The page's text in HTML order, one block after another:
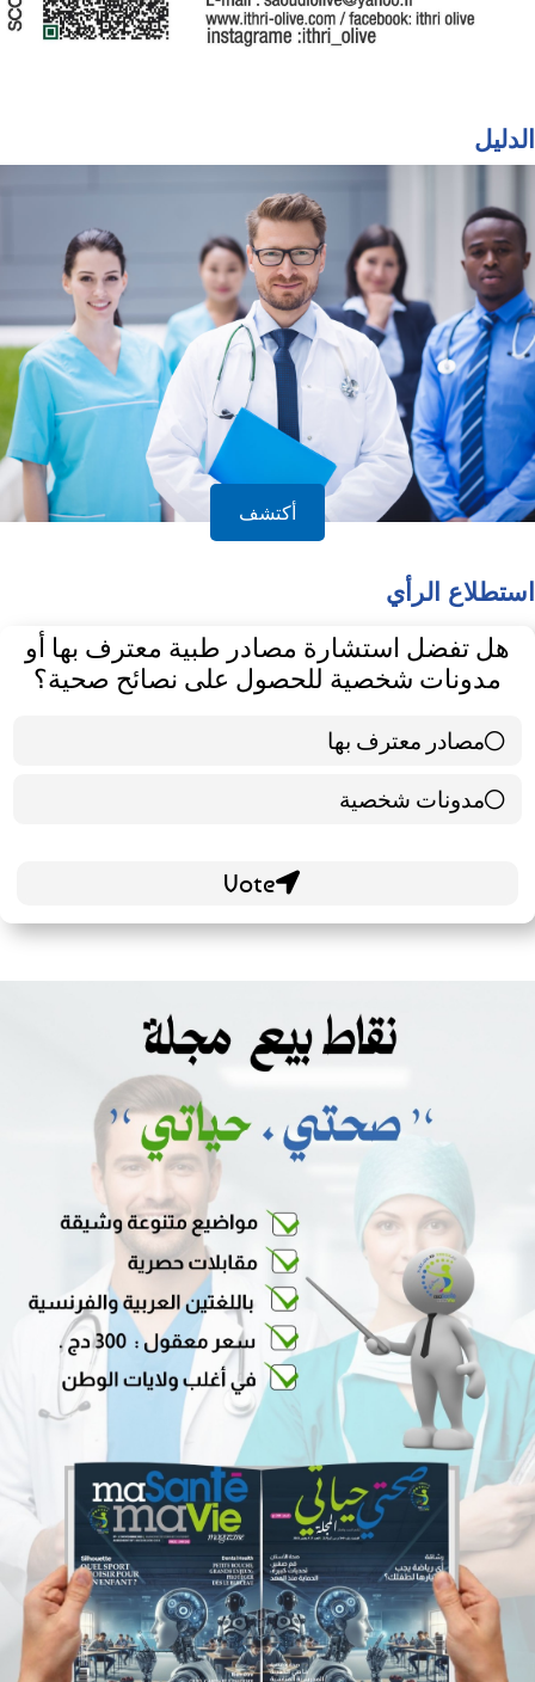
الدليل
أكتشف
استطلاع الرأي
هل تفضل استشارة مصادر طبية معترف بها أو
مدونات شخصية للحصول على نصائح صحية؟
مصادر معترف بها
39 ( 65 % )
مدونات شخصية
21 ( 35 % )